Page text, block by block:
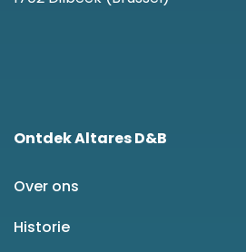
Ontdek Altares D&B
Over ons
Historie